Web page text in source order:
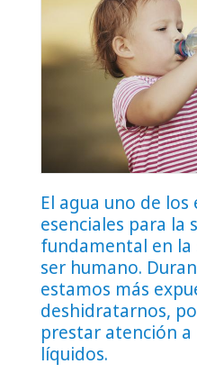
El agua uno de
esenciales para la
fundamental en la
ser humano.
estamos más
deshidratarnos,
prestar atención
líquidos.